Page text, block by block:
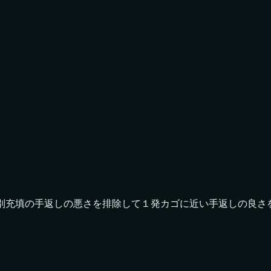
填の手返しの悪さを排除して１発カゴに近い手返しの良さ